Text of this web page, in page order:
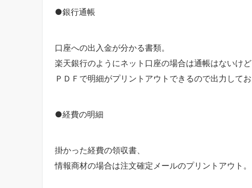
●銀行通帳
口座への出入金が分かる書類。
楽天銀行のようにネット口座の場合は通帳はないけど
ＰＤＦで明細がプリントアウトできるので出力してお
●経費の明細
掛かった経費の領収書、
情報商材の場合は注文確定メールのプリントアウト。